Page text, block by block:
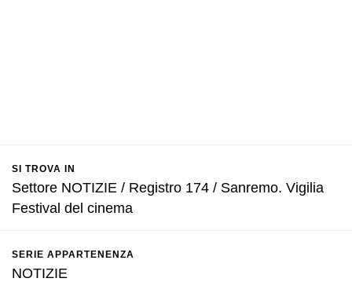
SI TROVA IN
Settore NOTIZIE / Registro 174 / Sanremo. Vigilia
Festival del cinema
SERIE APPARTENENZA
NOTIZIE